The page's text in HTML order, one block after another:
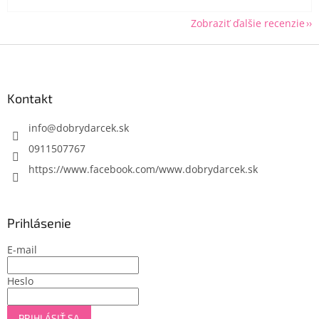
Zobraziť ďalšie recenzie
Kontakt
info@dobrydarcek.sk
0911507767
https://www.facebook.com/www.dobrydarcek.sk
Prihlásenie
E-mail
Heslo